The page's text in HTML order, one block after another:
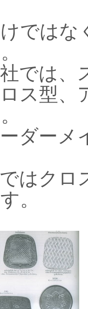
では
では
ス型
ダーメ
はクロ
。